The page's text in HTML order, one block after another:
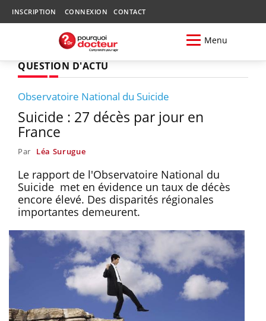
INSCRIPTION CONNEXION CONTACT
Menu
QUESTION D'ACTU
Observatoire National du Suicide
Suicide : 27 décès par jour en
France
Par Léa Surugue
Le rapport de l'Observatoire National du
Suicide met en évidence un taux de décès
encore élevé. Des disparités régionales
importantes demeurent.